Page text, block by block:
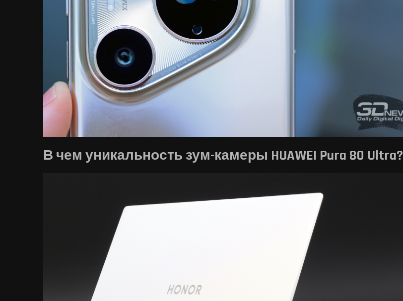
В чем уникальность зум-камеры HUAWEI Pura 80 Ultra?